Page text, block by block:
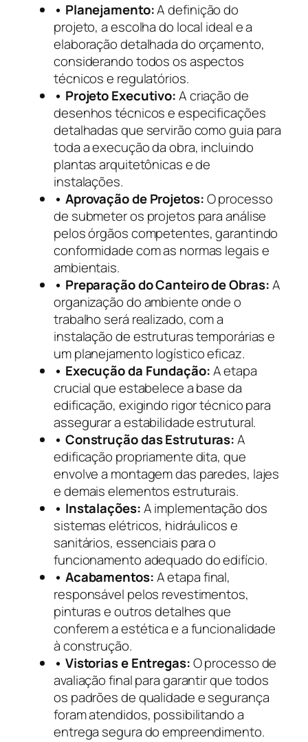
• Planejamento:A definição do
projeto, a escolha do local ideal e a
elaboração detalhada do orçamento,
considerando todos os aspectos
técnicos e regulatórios.
• Projeto Executivo:A criação de
desenhos técnicos e especificações
detalhadas que servirão como guia para
toda a execução da obra, incluindo
plantas arquitetônicas e de
instalações.
• Aprovação de Projetos:O processo
de submeter os projetos para análise
pelos órgãos competentes, garantindo
conformidade com as normas legais e
ambientais.
• Preparação do Canteiro de Obras:A
organização do ambiente onde o
trabalho será realizado, com a
instalação de estruturas temporárias e
um planejamento logístico eficaz.
• Execução da Fundação:A etapa
crucial que estabelece a base da
edificação, exigindo rigor técnico para
assegurar a estabilidade estrutural.
• Construção das Estruturas:A
edificação propriamente dita, que
envolve a montagem das paredes, lajes
e demais elementos estruturais.
• Instalações:A implementação dos
sistemas elétricos, hidráulicos e
sanitários, essenciais para o
funcionamento adequado do edifício.
• Acabamentos:A etapa final,
responsável pelos revestimentos,
pinturas e outros detalhes que
conferem a estética e a funcionalidade
à construção.
• Vistorias e Entregas:O processo de
avaliação final para garantir que todos
os padrões de qualidade e segurança
foram atendidos, possibilitando a
entrega segura do empreendimento.